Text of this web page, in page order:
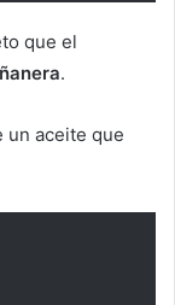
que el
.
un aceite que